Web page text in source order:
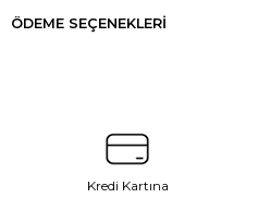
ÖDEME SEÇENEKLERI
Kredi Kartına